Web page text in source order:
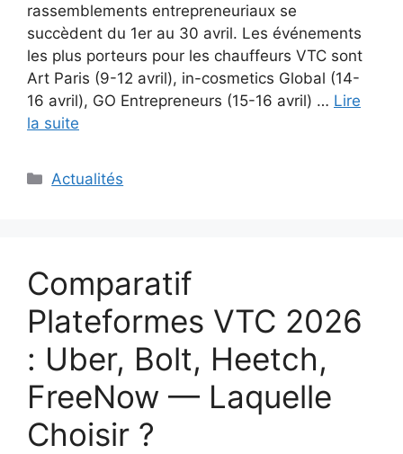
rassemblements entrepreneuriaux se
succèdent du 1er au 30 avril. Les événements
les plus porteurs pour les chauffeurs VTC sont
Art Paris (9-12 avril), in-cosmetics Global (14-
16 avril), GO Entrepreneurs (15-16 avril) … Lire
la suite
Catégories
Actualités
Comparatif
Plateformes VTC 2026
: Uber, Bolt, Heetch,
FreeNow — Laquelle
Choisir ?